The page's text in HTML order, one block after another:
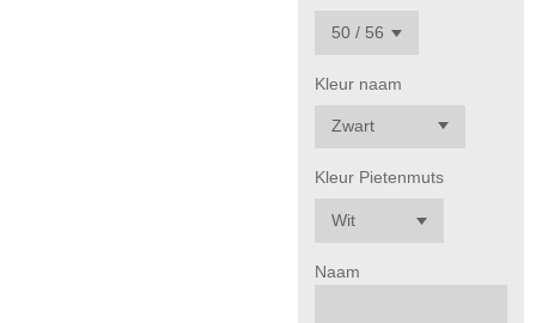
Kleur naam
Kleur Pietenmuts
Naam